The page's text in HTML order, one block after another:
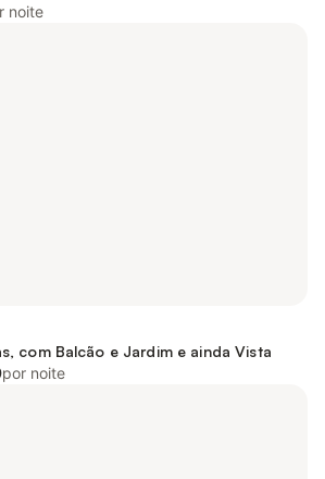
noite
com Balcão e Jardim e ainda Vista
por noite